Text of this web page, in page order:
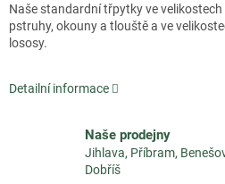
Naše standardní třpytky ve velikostech
pstruhy, okouny a tlouště a ve
lososy.
Detailní informace
Naše prodejny
Jihlava, Příbram,
Dobříš